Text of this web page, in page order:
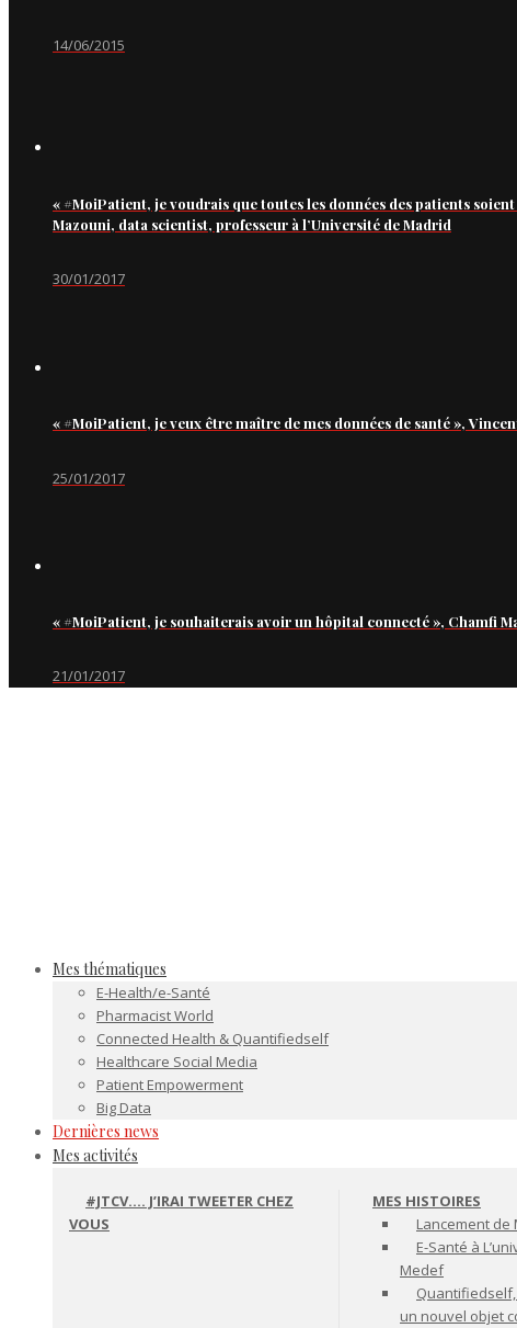
14/06/2015
« #MoiPatient, je voudrais que toutes les données des patients
Mazouni, data scientist, professeur à l’Université de Madrid
30/01/2017
« #MoiPatient, je veux être maître de mes données de santé »,
25/01/2017
« #MoiPatient, je souhaiterais avoir un hôpital connecté », Chamfi
21/01/2017
Mes thématiques
E-Health/e-Santé
Pharmacist World
Connected Health & Quantifiedself
Healthcare Social Media
Patient Empowerment
Big Data
Dernières news
Mes activités
#JTCV…. J’IRAI TWEETER CHEZ
VOUS
MES HISTOIRES
Lancement de
E-Santé à
Medef
un nouvel objet